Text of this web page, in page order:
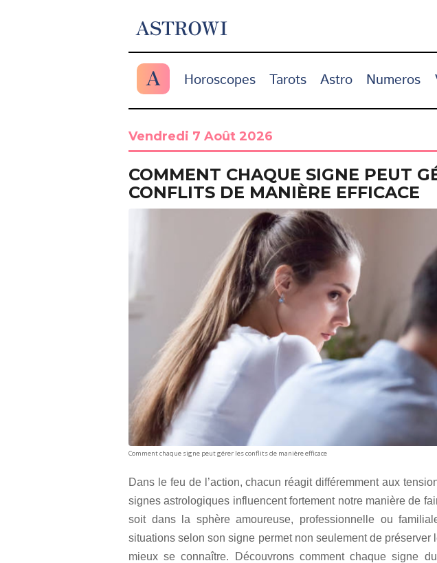
ASTROWI
A Horoscopes Tarots Astro Numeros
Vendredi 7 Août 2026
COMMENT CHAQUE SIGNE PEUT
CONFLITS DE MANIÈRE EFFICACE
Comment chaque signe peut gérer les conflits de manière efficace
Dans le feu de l’action, chacun réagit différemment aux
signes astrologiques influencent fortement notre manière de
soit dans la sphère amoureuse, professionnelle ou
situations selon son signe permet non seulement de préserver
mieux se connaître. Découvrons comment chaque signe